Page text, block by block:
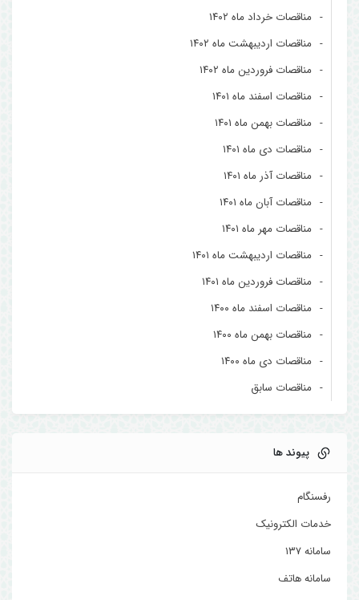
مناقصات خرداد ماه ۱۴۰۲
مناقصات اردیبهشت ماه ۱۴۰۲
مناقصات فروردین ماه ۱۴۰۲
مناقصات اسفند ماه ۱۴۰۱
مناقصات بهمن ماه ۱۴۰۱
مناقصات دی ماه ۱۴۰۱
مناقصات آذر ماه ۱۴۰۱
مناقصات آبان ماه ۱۴۰۱
مناقصات مهر ماه ۱۴۰۱
مناقصات اردیبهشت ماه ۱۴۰۱
مناقصات فروردین ماه ۱۴۰۱
مناقصات اسفند ماه ۱۴۰۰
مناقصات بهمن ماه ۱۴۰۰
مناقصات دی ماه ۱۴۰۰
مناقصات سابق
پیوند ها
رفسنگام
خدمات الکترونیک
سامانه ۱۳۷
سامانه هاتف